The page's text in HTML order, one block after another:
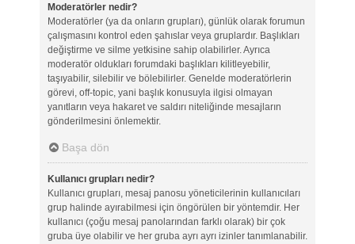
Moderatörler nedir?
Moderatörler (ya da onların grupları), günlük olarak forumun
çalışmasını kontrol eden şahıslar veya gruplardır. Başlıkları
değiştirme ve silme yetkisine sahip olabilirler. Ayrıca
moderatör oldukları forumdaki başlıkları kilitleyebilir,
taşıyabilir, silebilir ve bölebilirler. Genelde moderatörlerin
görevi, off-topic, yani başlık konusuyla ilgisi olmayan
yanıtların veya hakaret ve saldırı niteliğinde mesajların
gönderilmesini önlemektir.
Başa dön
Kullanıcı grupları nedir?
Kullanıcı grupları, mesaj panosu yöneticilerinin kullanıcıları
grup halinde ayırabilmesi için öngörülen bir yöntemdir. Her
kullanıcı (çoğu mesaj panolarından farklı olarak) bir çok
gruba üye olabilir ve her gruba ayrı ayrı izinler tanımlanabilir.